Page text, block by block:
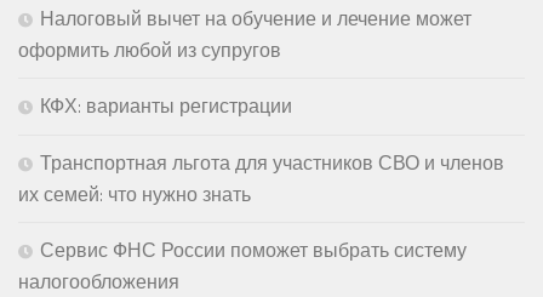
Налоговый вычет на обучение и лечение может
оформить любой из супругов
КФХ: варианты регистрации
Транспортная льгота для участников СВО и членов
их семей: что нужно знать
Сервис ФНС России поможет выбрать систему
налогообложения